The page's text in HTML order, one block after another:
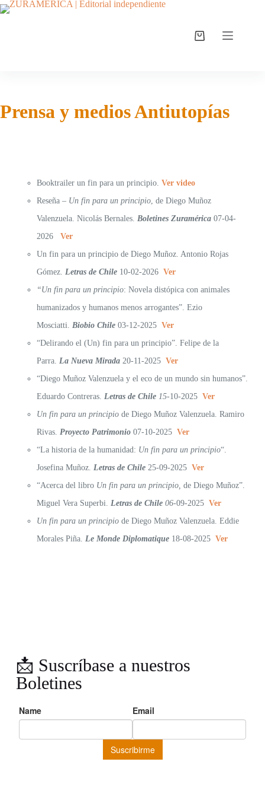
Prensa y medios Antiutopías
Booktrailer un fin para un principio. Ver video
Reseña – Un fin para un principio, de Diego Muñoz
Valenzuela. Nicolás Bernales. Boletines Zuramérica07-04-
2026 Ver
Un fin para un principio de Diego Muñoz. Antonio Rojas
Gómez. Letras de Chile 10-02-2026 Ver
“Un fin para un principio: Novela distópica con animales
humanizados y humanos menos arrogantes”. Ezio
Mosciatti. Biobio Chile 03-12-2025 Ver
“Delirando el (Un) fin para un principio”. Felipe de la
Parra. La Nueva Mirada 20-11-2025 Ver
“Diego Muñoz Valenzuela y el eco de un mundo sin humanos”.
Eduardo Contreras. Letras de Chile15-10-2025 Ver
Un fin para un principiode Diego Muñoz Valenzuela. Ramiro
Rivas. Proyecto Patrimonio 07-10-2025 Ver
“La historia de la humanidad: Un fin para un principio“.
Josefina Muñoz. Letras de Chile 25-09-2025 Ver
“Acerca del libro Un fin para un principio, de Diego Muñoz”.
Miguel Vera Superbi. Letras de Chile06-09-2025 Ver
Un fin para un principiode Diego Muñoz Valenzuela. Eddie
Morales Piña. Le Monde Diplomatique 18-08-2025 Ver
📩 Suscríbase a nuestros
Boletines
… y reciba periodicamente noticias, novedades, crítica literaria,
promociones exclusivas y recomendaciones seleccionadas por